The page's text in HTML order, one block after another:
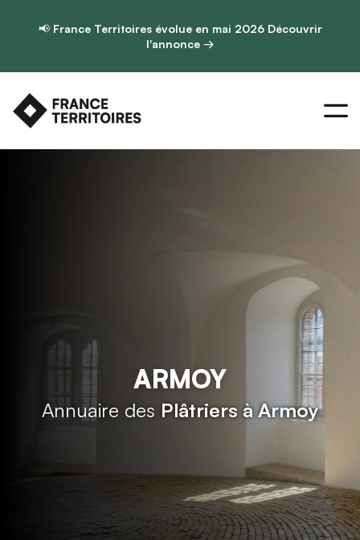
📢 France Territoires évolue en mai 2026 Découvrir
l'annonce →
ARMOY
Annuaire des Plâtriers à Armoy